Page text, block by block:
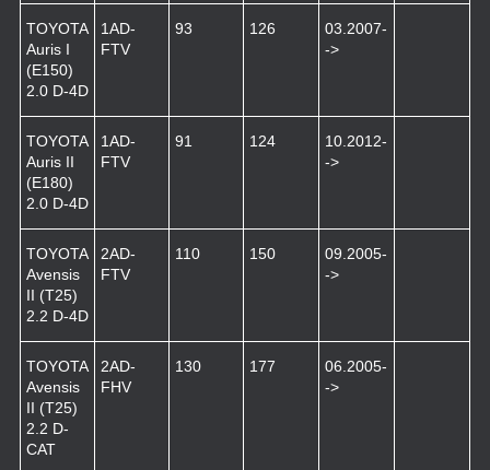
TOYOTA
Auris I
(E150)
2.0 D-4D
1AD-
FTV
93 126
03.2007-
->
TOYOTA
Auris II
(E180)
2.0 D-4D
1AD-
FTV
91 124
10.2012-
->
TOYOTA
Avensis
II (T25)
2.2 D-4D
2AD-
FTV
110 150
09.2005-
->
TOYOTA
Avensis
II (T25)
2.2 D-
CAT
2AD-
FHV
130 177
06.2005-
->